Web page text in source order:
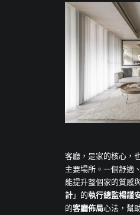
客廳，是家的核心，
主要場所。一個舒適
能提升整個家的質感
計」的執行總監楊謹
的客廳佈局心法，幫